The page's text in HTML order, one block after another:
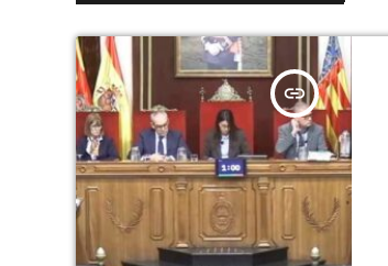
insert_link